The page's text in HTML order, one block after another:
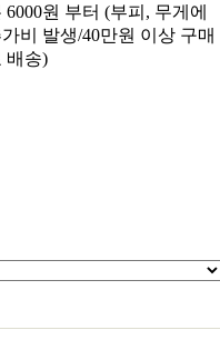
6000원 부터 (부피, 무게에
비 발생/40만원 이상 구매
배송)